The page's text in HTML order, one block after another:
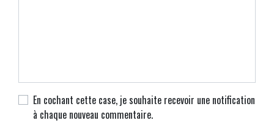
En cochant cette case, je souhaite recevoir une notification
à chaque nouveau commentaire.